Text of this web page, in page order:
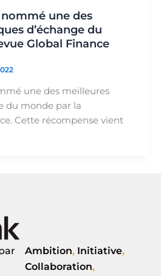
une des
d’échange du
Global Finance
une des meilleures
du monde par la
Cette récompense vient
Ambition, Initiative,
Collaboration,